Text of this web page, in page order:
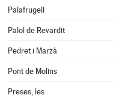
Palafrugell
Palol de Revardit
Pedret i Marzà
Pont de Molins
Preses, les